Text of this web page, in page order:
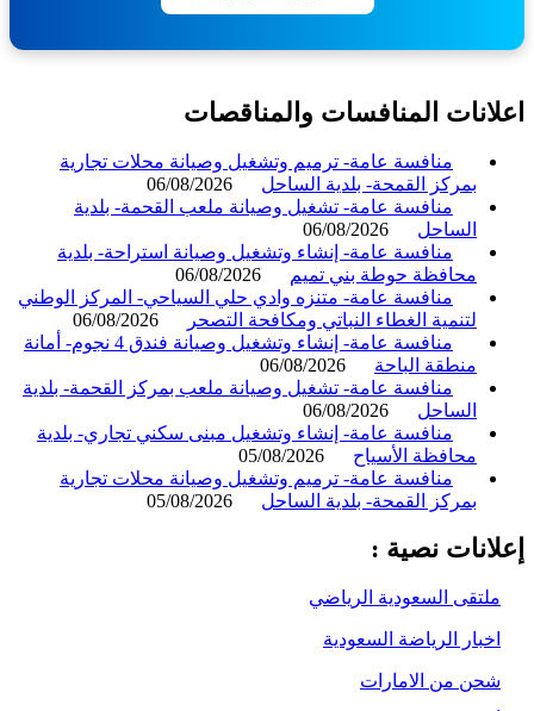
المنافسات والمناقصات
منافسة عامة- ترميم وتشغيل وصيانة محلات تجارية
بمركز القمحة- بلدية الساحل
06/08/2026
منافسة عامة- تشغيل وصيانة ملعب القحمة- بلدية
الساحل
06/08/2026
منافسة عامة- إنشاء وتشغيل وصيانة استراحة- بلدية
محافظة حوطة بني تميم
06/08/2026
منافسة عامة- متنزه وادي حلي السياحي- المركز الوطني
لتنمية الغطاء النباتي ومكافحة التصحر
06/08/2026
منافسة عامة- إنشاء وتشغيل وصيانة فندق 4 نجوم- أمانة
منطقة الباحة
06/08/2026
منافسة عامة- تشغيل وصيانة ملعب بمركز القحمة- بلدية
الساحل
06/08/2026
منافسة عامة- إنشاء وتشغيل مبنى سكني تجاري- بلدية
محافظة الأسياح
05/08/2026
منافسة عامة- ترميم وتشغيل وصيانة محلات تجارية
بمركز القمحة- بلدية الساحل
05/08/2026
نصية :
السعودية الرياضي
الرياضة السعودية
من الامارات